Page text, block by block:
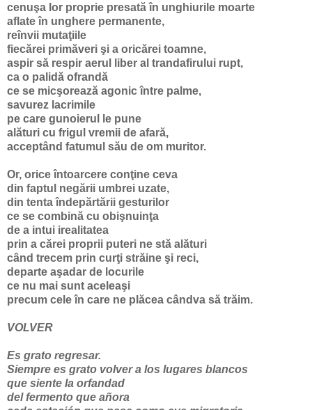
cenuşa lor proprie presată în unghiurile moarte
aflate în unghere permanente,
reînvii mutaţiile
fiecărei primăveri şi a oricărei toamne,
aspir să respir aerul liber al trandafirului rupt,
ca o palidă ofrandă
ce se micşorează agonic între palme,
savurez lacrimile
pe care gunoierul le pune
alături cu frigul vremii de afară,
acceptând fatumul său de om muritor.
Or, orice întoarcere conţine ceva
din faptul negării umbrei uzate,
din tenta îndepărtării gesturilor
ce se combină cu obişnuinţa
de a intui irealitatea
prin a cărei proprii puteri ne stă alături
când trecem prin curţi străine şi reci,
departe aşadar de locurile
ce nu mai sunt aceleaşi
precum cele în care ne plăcea cândva să trăim.
VOLVER
Es grato regresar.
Siempre es grato volver a los lugares blancos
que siente la orfandad
del fermento que añora